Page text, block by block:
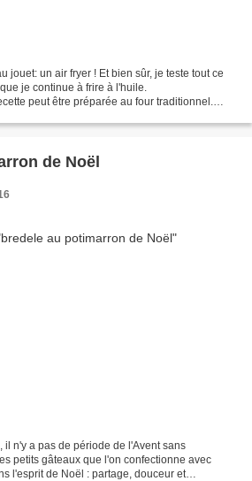
jouet: un air fryer ! Et bien sûr, je teste tout ce
je continue à frire à l'huile.
peut être préparée au four traditionnel.
de Noël
il n'y a pas de période de l'Avent sans
petits gâteaux que l'on confectionne avec
l'esprit de Noël : partage, douceur et